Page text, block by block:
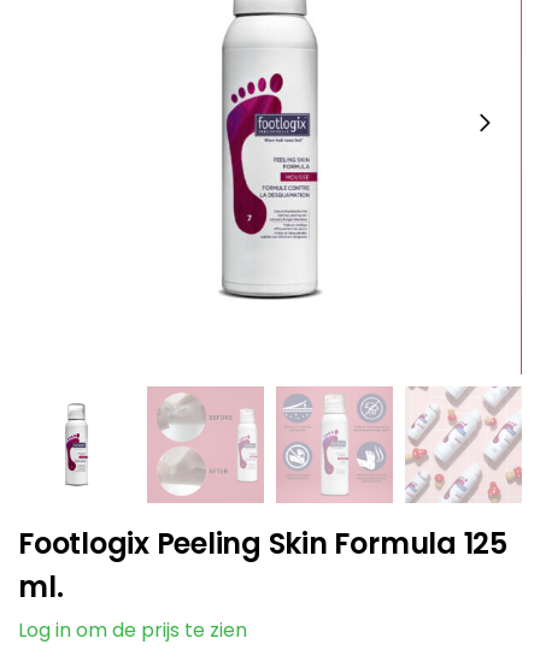
Footlogix Peeling Skin Formula 125
ml.
Log in om de prijs te zien